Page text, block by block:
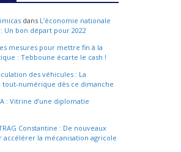
dans L’économie nationale
Un bon départ pour 2022
mesures pour mettre fin à la
: Tebboune écarte le cash !
des véhicules : La
tout-numérique dès ce dimanche
: Vitrine d’une diplomatie
Constantine : De nouveaux
la mécanisation agricole